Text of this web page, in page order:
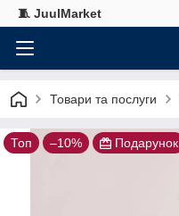
🧵 JuulMarket
Товари та послуги
Топ –10% Подарунок